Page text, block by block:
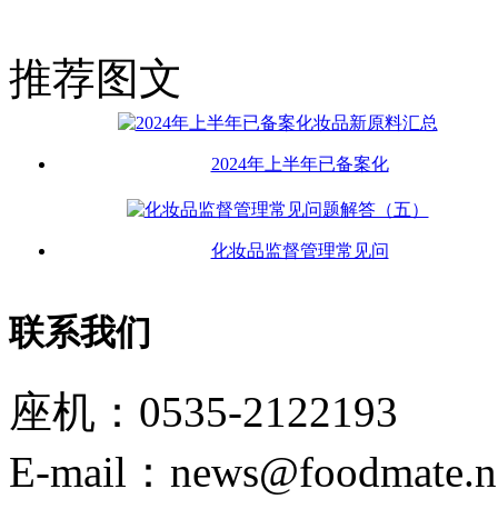
推荐图文
2024年上半年已备案化
化妆品监督管理常见问
联系我们
座机：0535-2122193
E-mail：